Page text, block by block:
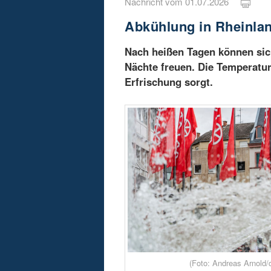
Abkühlung in
Nach heißen Tagen können
Nächte freuen. Die
Erfrischung sorgt.
(Foto: Andreas Arnold/